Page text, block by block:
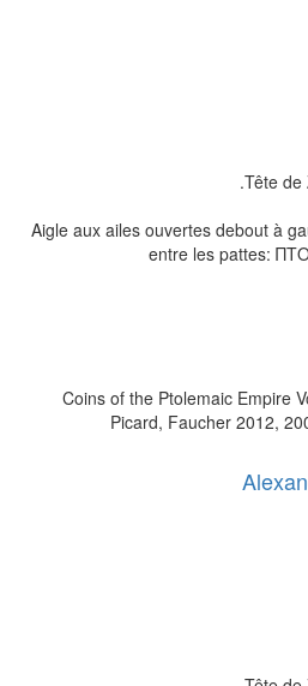
Tête de
Aigle aux ailes ouvertes debout à
entre les pattes:
Coins of the Ptolemaic Empire
Picard, Faucher 2012,